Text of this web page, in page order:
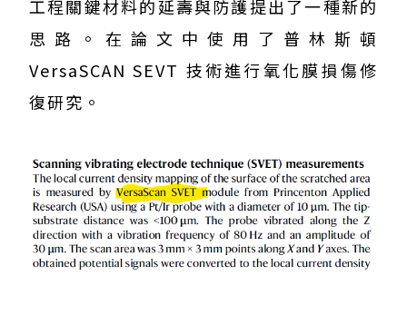
工程關鍵材料的延壽與防護提出了一種新的
思路。在論文中使用了普林斯頓
VersaSCAN SEVT 技術進行氧化膜損傷修
復研究。